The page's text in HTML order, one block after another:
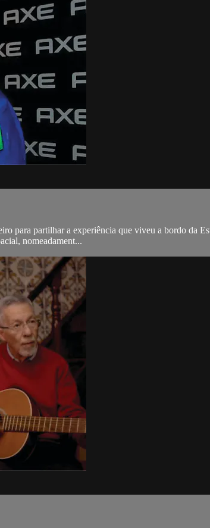
para partilhar a experiência que viveu a bordo da
nomeadament...